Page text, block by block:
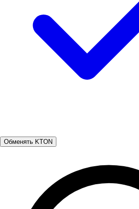
Обменять KTON